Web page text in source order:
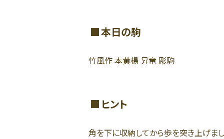
本日の駒
竹風作 本黄楊 昇竜 彫駒
ヒント
角を下に収納してから歩を突き上げまし